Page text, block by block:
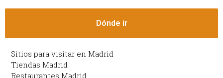
Dónde ir
Sitios para visitar en Madrid
Tiendas Madrid
Restaurantes Madrid